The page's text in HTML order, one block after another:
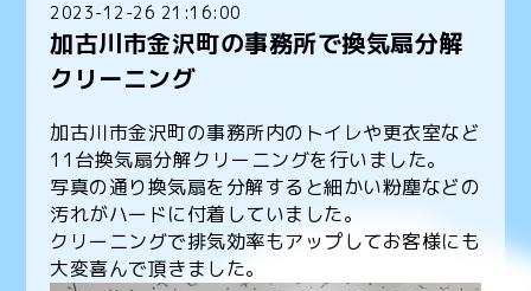
2023-12-26 21:16:00
加古川市金沢町の事務所で換気扇分解
クリーニング
加古川市金沢町の事務所内のトイレや更衣室など
11台換気扇分解クリーニングを行いました。
写真の通り換気扇を分解すると細かい粉塵などの
汚れがハードに付着していました。
クリーニングで排気効率もアップしてお客様にも
大変喜んで頂きました。